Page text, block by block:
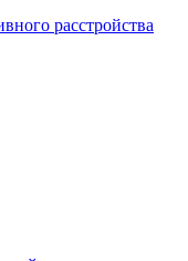
расстройства